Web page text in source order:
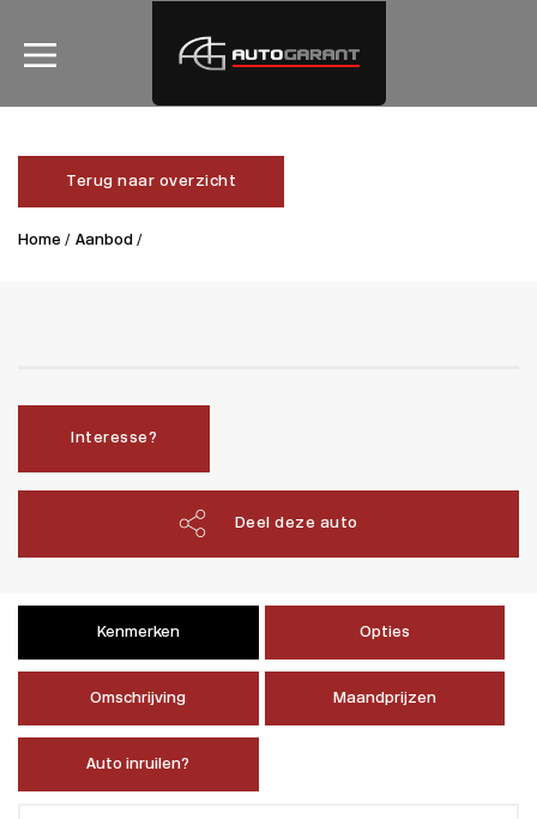
Terug naar overzicht
Home / Aanbod /
Interesse?
Deel deze auto
Kenmerken Opties
Omschrijving Maandprijzen
Auto inruilen?